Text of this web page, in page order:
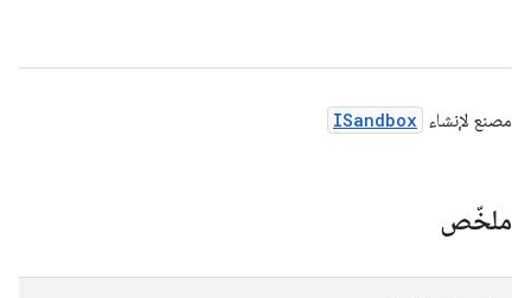
مصنع لإنشاء ISandbox
ملخّص